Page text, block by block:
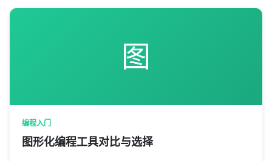
图
编程入门
图形化编程工具对比与选择